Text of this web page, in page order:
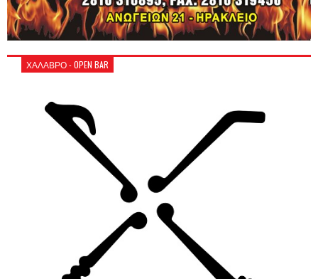
ΧΑΛΑΒΡΟ - OPEN BAR